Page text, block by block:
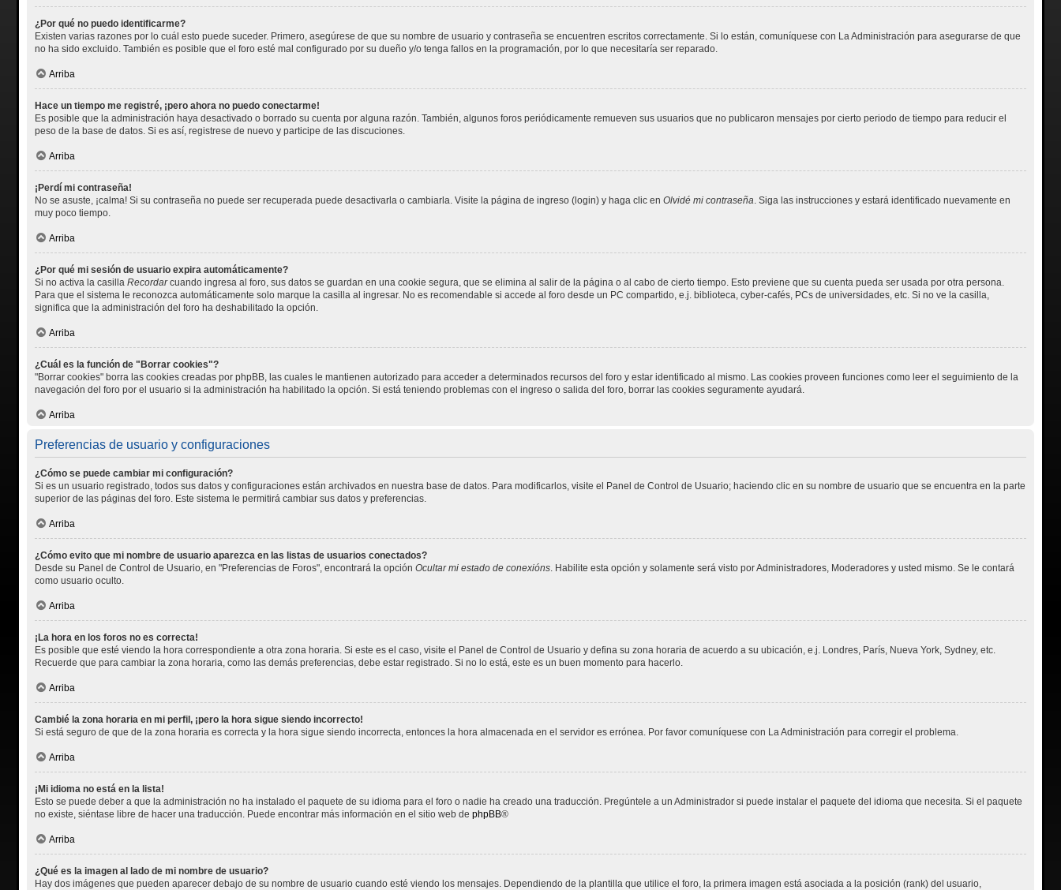
¿Por qué no puedo identificarme?
Existen varias razones por lo cuál esto puede suceder. Primero, asegúrese de que su nombre de usuario y contraseña se encuentren escritos correctamente. Si lo están, comuníquese con La Administración para asegurarse de que
no ha sido excluido. También es posible que el foro esté mal configurado por su dueño y/o tenga fallos en la programación, por lo que necesitaría ser reparado.
Arriba
Hace un tiempo me registré, ¡pero ahora no puedo conectarme!
Es posible que la administración haya desactivado o borrado su cuenta por alguna razón. También, algunos foros periódicamente remueven sus usuarios que no publicaron mensajes por cierto periodo de tiempo para reducir el
peso de la base de datos. Si es así, registrese de nuevo y participe de las discuciones.
Arriba
¡Perdí mi contraseña!
No se asuste, ¡calma! Si su contraseña no puede ser recuperada puede desactivarla o cambiarla. Visite la página de ingreso (login) y haga clic en Olvidé mi contraseña. Siga las instrucciones y estará identificado nuevamente en
muy poco tiempo.
Arriba
¿Por qué mi sesión de usuario expira automáticamente?
Si no activa la casilla Recordarcuando ingresa al foro, sus datos se guardan en una cookie segura, que se elimina al salir de la página o al cabo de cierto tiempo. Esto previene que su cuenta pueda ser usada por otra persona.
Para que el sistema le reconozca automáticamente solo marque la casilla al ingresar. No es recomendable si accede al foro desde un PC compartido, e.j. biblioteca, cyber-cafés, PCs de universidades, etc. Si no ve la casilla,
significa que la administración del foro ha deshabilitado la opción.
Arriba
¿Cuál es la función de "Borrar cookies"?
"Borrar cookies" borra las cookies creadas por phpBB, las cuales le mantienen autorizado para acceder a determinados recursos del foro y estar identificado al mismo. Las cookies proveen funciones como leer el seguimiento de la
navegación del foro por el usuario si la administración ha habilitado la opción. Si está teniendo problemas con el ingreso o salida del foro, borrar las cookies seguramente ayudará.
Arriba
Preferencias de usuario y configuraciones
¿Cómo se puede cambiar mi configuración?
Si es un usuario registrado, todos sus datos y configuraciones están archivados en nuestra base de datos. Para modificarlos, visite el Panel de Control de Usuario; haciendo clic en su nombre de usuario que se encuentra en la parte
superior de las páginas del foro. Este sistema le permitirá cambiar sus datos y preferencias.
Arriba
¿Cómo evito que mi nombre de usuario aparezca en las listas de usuarios conectados?
Desde su Panel de Control de Usuario, en "Preferencias de Foros", encontrará la opción Ocultar mi estado de conexións. Habilite esta opción y solamente será visto por Administradores, Moderadores y usted mismo. Se le contará
como usuario oculto.
Arriba
¡La hora en los foros no es correcta!
Es posible que esté viendo la hora correspondiente a otra zona horaria. Si este es el caso, visite el Panel de Control de Usuario y defina su zona horaria de acuerdo a su ubicación, e.j. Londres, París, Nueva York, Sydney, etc.
Recuerde que para cambiar la zona horaria, como las demás preferencias, debe estar registrado. Si no lo está, este es un buen momento para hacerlo.
Arriba
Cambié la zona horaria en mi perfil, ¡pero la hora sigue siendo incorrecto!
Si está seguro de que de la zona horaria es correcta y la hora sigue siendo incorrecta, entonces la hora almacenada en el servidor es errónea. Por favor comuníquese con La Administración para corregir el problema.
Arriba
¡Mi idioma no está en la lista!
Esto se puede deber a que la administración no ha instalado el paquete de su idioma para el foro o nadie ha creado una traducción. Pregúntele a un Administrador si puede instalar el paquete del idioma que necesita. Si el paquete
no existe, siéntase libre de hacer una traducción. Puede encontrar más información en el sitio web de phpBB®
Arriba
¿Qué es la imagen al lado de mi nombre de usuario?
Hay dos imágenes que pueden aparecer debajo de su nombre de usuario cuando esté viendo los mensajes. Dependiendo de la plantilla que utilice el foro, la primera imagen está asociada a la posición (rank) del usuario,